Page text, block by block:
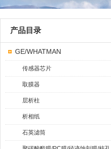
产品目录
GE/WHATMAN
传感器芯片
取膜器
层析柱
析相纸
石英滤筒